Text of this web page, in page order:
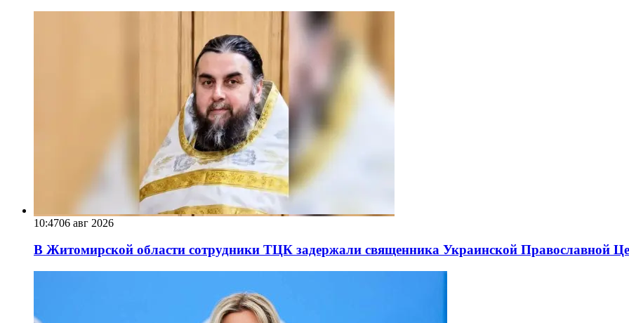
10:4706 авг 2026
В Житомирской области сотрудники ТЦК задержали священника Украинской Православной